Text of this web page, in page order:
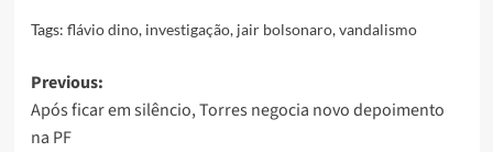
Tags: flávio dino, investigação, jair bolsonaro,vandalismo
Post
navigation
Previous:
Após ficar em silêncio, Torres negocia novo depoimento
na PF